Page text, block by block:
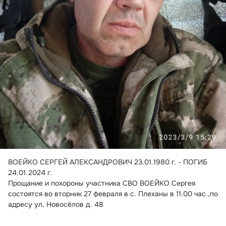
ВОЕЙКО СЕРГЕЙ АЛЕКСАНДРОВИЧ 23.01.1980 г. - ПОГИБ
24.01.2024 г.
Прощание и похороны участника СВО ВОЕЙКО Сергея
состоятся во вторник 27 февраля в с. Плеханы в 11.00 час.,по
адресу ул. Новосёлов д. 48